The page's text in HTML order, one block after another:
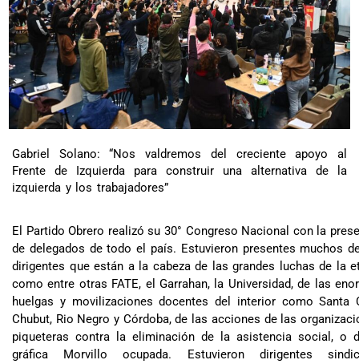
Gabriel Solano: “Nos valdremos del creciente apoyo al
Frente de Izquierda para construir una alternativa de la
izquierda y los trabajadores”
El Partido Obrero realizó su 30° Congreso Nacional con la
de delegados de todo el país. Estuvieron presentes muchos
dirigentes que están a la cabeza de las grandes luchas de la
como entre otras FATE, el Garrahan, la Universidad, de las
huelgas y movilizaciones docentes del interior como Santa
Chubut, Rio Negro y Córdoba, de las acciones de las
piqueteras contra la eliminación de la asistencia social, o
gráfica Morvillo ocupada. Estuvieron dirigentes